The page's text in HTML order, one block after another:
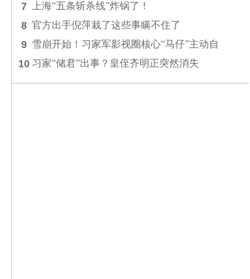
7 上海“五条斩杀线”炸锅了！
8 官方出手倪萍栽了这些事瞒不住了
9 雪崩开始！习家军影视圈核心“马仔”主动自
10 习家“储君”出事？皇侄齐明正突然消失